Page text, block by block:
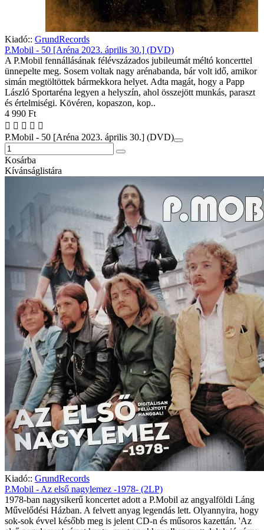
Kiadó:: GrundRecords
P.Mobil - 50 [Aréna 2023. április 30.] (DVD)
A P.Mobil fennállásának félévszázados jubileumát méltó koncerttel
ünnepelte meg. Sosem voltak nagy arénabanda, bár volt idő, amikor
simán megtöltöttek bármekkora helyet. Adta magát, hogy a Papp
László Sportaréna legyen a helyszín, ahol összejött munkás, paraszt
és értelmiségi. Kövéren, kopaszon, kop..
4 990 Ft
P.Mobil - 50 [Aréna 2023. április 30.] (DVD)
Kosárba
Kívánságlistára
Kiadó:: GrundRecords
P.Mobil - Az első nagylemez -1978- (2LP)
1978-ban nagysikerű koncertet adott a P.Mobil az angyalföldi Láng
Művelődési Házban. A felvett anyag legendás lett. Olyannyira, hogy
sok-sok évvel később meg is jelent CD-n és műsoros kazettán. 'Az